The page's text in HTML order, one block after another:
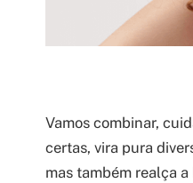
Vamos combinar,
certas, vira pura
mas também realça